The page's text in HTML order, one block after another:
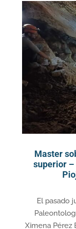
Master
superior –
El pasado
Ximena Pérez